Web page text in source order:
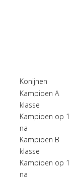
Konijnen
Kampioen A
klasse
Kampioen op 1
na
Kampioen B
klasse
Kampioen op 1
na